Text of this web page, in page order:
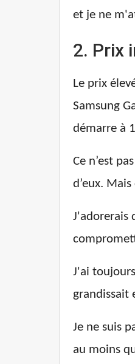
et je ne
2. Prix
Le prix
Samsung
démarre à
Ce n’est
d’eux.
J'adorerais
J'ai
grandissait
Je ne suis
au moins